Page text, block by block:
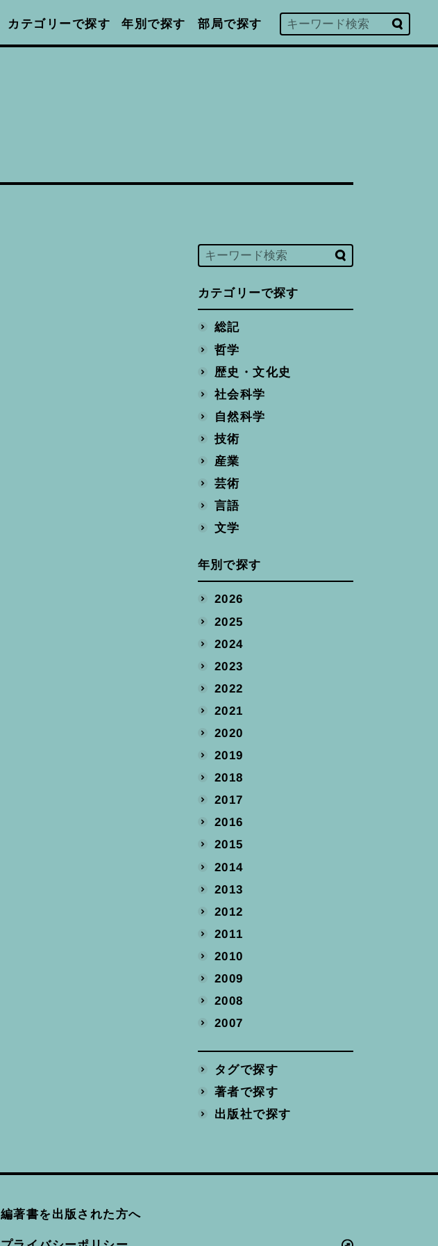
カテゴリーで探す 年別で探す 部局で探す
カテゴリーで探す
総記
哲学
歴史・文化史
社会科学
自然科学
技術
産業
芸術
言語
文学
年別で探す
2026
2025
2024
2023
2022
2021
2020
2019
2018
2017
2016
2015
2014
2013
2012
2011
2010
2009
2008
2007
タグで探す
著者で探す
出版社で探す
編著書を出版された方へ